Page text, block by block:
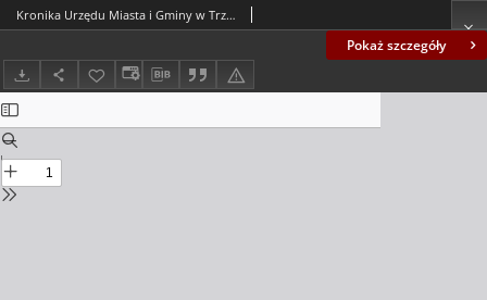
Pokaż szczegóły
Kronika Urzędu Miasta i Gminy w Trzcielu - 1979